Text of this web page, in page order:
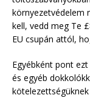
környezetvédelem
kell, vedd meg Te
EU csupán attól,
Egyébként pont
és egyéb